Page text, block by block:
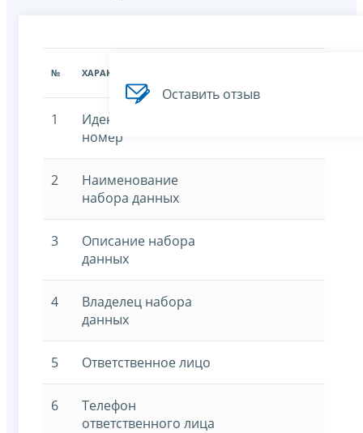
№ ХАРАКТЕРИСТИКА
1
Идентификационный
номер
2
Наименование
набора данных
3
Описание набора
данных
4
Владелец набора
данных
5 Ответственное лицо
6
Телефон
ответственного лица
Оставить отзыв